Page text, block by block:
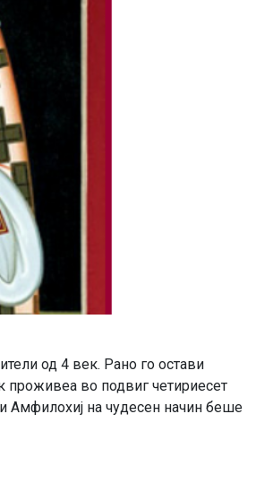
од 4 век. Рано го остави
во подвиг четириесет
Амфилохиј на чудесен начин беше